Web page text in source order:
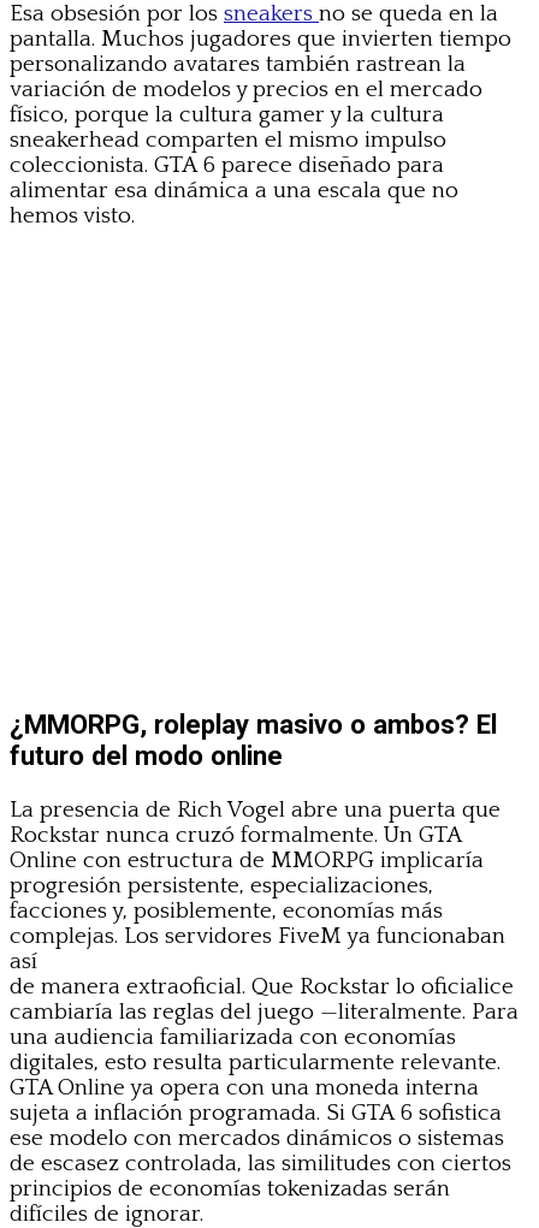
Esa obsesión por los sneakers no se queda en la
pantalla. Muchos jugadores que invierten tiempo
personalizando avatares también rastrean la
variación de modelos y precios en el mercado
físico, porque la cultura gamer y la cultura
sneakerhead comparten el mismo impulso
coleccionista. GTA 6 parece diseñado para
alimentar esa dinámica a una escala que no
hemos visto.
¿MMORPG, roleplay masivo o ambos? El
futuro del modo online
La presencia de Rich Vogel abre una puerta que
Rockstar nunca cruzó formalmente. Un GTA
Online con estructura de MMORPG implicaría
progresión persistente, especializaciones,
facciones y, posiblemente, economías más
complejas. Los servidores FiveM ya funcionaban
así
de manera extraoficial. Que Rockstar lo oficialice
cambiaría las reglas del juego —literalmente. Para
una audiencia familiarizada con economías
digitales, esto resulta particularmente relevante.
GTA Online ya opera con una moneda interna
sujeta a inflación programada. Si GTA 6 sofistica
ese modelo con mercados dinámicos o sistemas
de escasez controlada, las similitudes con ciertos
principios de economías tokenizadas serán
difíciles de ignorar.